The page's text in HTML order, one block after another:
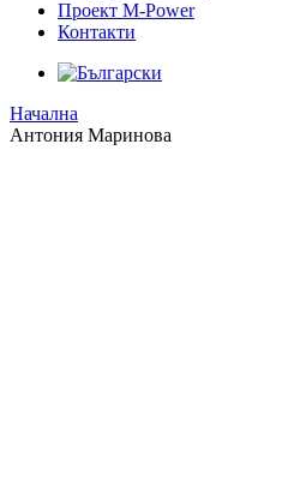
Проект M-Power
Контакти
Начална
Антония Маринова